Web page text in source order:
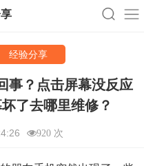
经验分享
事？点击屏幕没反应
了去哪里维修？
920 次